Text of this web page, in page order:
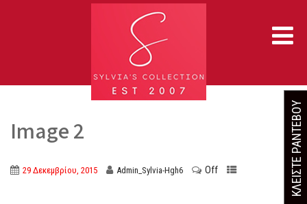
Image 2
29 Δεκεμβρίου, 2015 Admin_Sylvia-Hgh6 Off ΚΛΕΙΣΤΕ ΡΑΝΤΕΒΟΥ